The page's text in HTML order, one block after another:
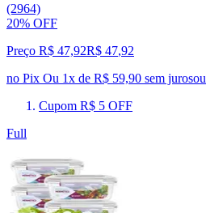
(2964)
20% OFF
Preço R$ 47,92R$ 47,92
no Pix Ou 1x de R$ 59,90 sem jurosou
Cupom R$ 5 OFF
Full